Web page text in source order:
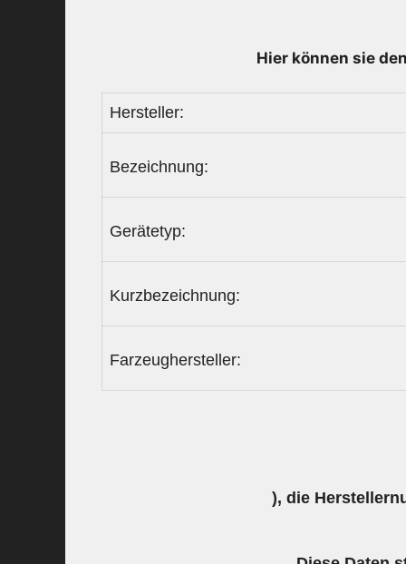
Hier können sie
Hersteller:
Bezeichnung:
Gerätetyp:
Kurzbezeichnung:
Farzeughersteller:
), die